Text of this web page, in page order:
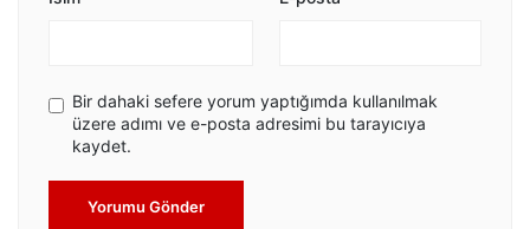
Bir dahaki sefere yorum yaptığımda kullanılmak
üzere adımı ve e-posta adresimi bu tarayıcıya
kaydet.
Yorumu Gönder